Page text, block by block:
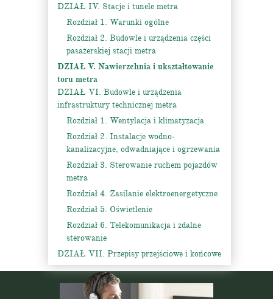
DZIAŁ IV. Stacje i tunele metra
Rozdział 1. Warunki ogólne
Rozdział 2. Budowle i urządzenia części
pasażerskiej stacji metra
DZIAŁ V. Nawierzchnia i ukształtowanie
toru metra
DZIAŁ VI. Budowle i urządzenia
infrastruktury technicznej metra
Rozdział 1. Wentylacja i klimatyzacja
Rozdział 2. Instalacje wodno-
kanalizacyjne, odwadniające i ogrzewania
Rozdział 3. Sterowanie ruchem pojazdów
metra
Rozdział 4. Zasilanie elektroenergetyczne
Rozdział 5. Oświetlenie
Rozdział 6. Telekomunikacja i zdalne
sterowanie
DZIAŁ VII. Przepisy przejściowe i końcowe